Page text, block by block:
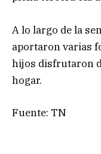
A lo largo de la
aportaron varias
hijos disfrutaron
hogar.
Fuente: TN